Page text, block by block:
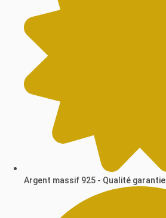
Argent massif 925 - Qualité garantie